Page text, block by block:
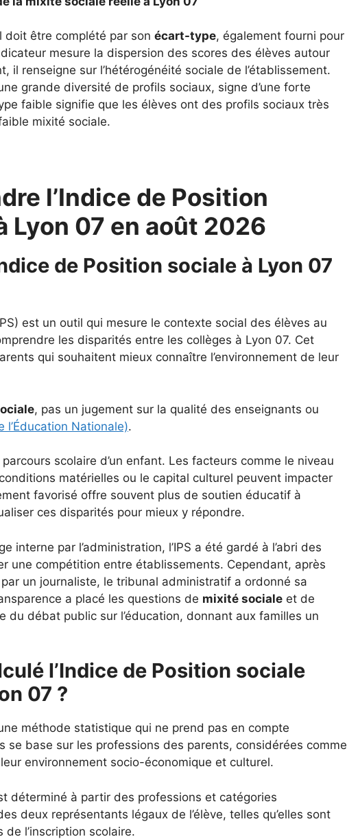
doit être complété par son écart-type, également fourni pour
mesure la dispersion des scores des élèves autour
il renseigne sur l’hétérogénéité sociale de l’établissement.
grande diversité de profils sociaux, signe d’une forte
faible signifie que les élèves ont des profils sociaux très
mixité sociale.
l’Indice de Position
Lyon 07 en août 2026
de Position sociale à Lyon 07
est un outil qui mesure le contexte social des élèves au
les disparités entre les collèges à Lyon 07. Cet
qui souhaitent mieux connaître l’environnement de leur
, pas un jugement sur la qualité des enseignants ou
l’Éducation Nationale).
parcours scolaire d’un enfant. Les facteurs comme le niveau
matérielles ou le capital culturel peuvent impacter
favorisé offre souvent plus de soutien éducatif à
ces disparités pour mieux y répondre.
interne par l’administration, l’IPS a été gardé à l’abri des
une compétition entre établissements. Cependant, après
un journaliste, le tribunal administratif a ordonné sa
a placé les questions de mixité sociale et de
du débat public sur l’éducation, donnant aux familles un
l’Indice de Position sociale
07 ?
méthode statistique qui ne prend pas en compte
se base sur les professions des parents, considérées comme
environnement socio-économique et culturel.
déterminé à partir des professions et catégories
deux représentants légaux de l’élève, telles qu’elles sont
l’inscription scolaire.